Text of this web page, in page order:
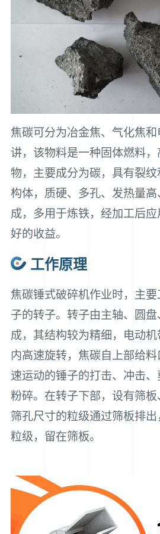
焦碳可分为冶金焦、气化焦
讲，该物料是一种固体燃料
物，主要成分为碳，具有裂
构体，质硬、多孔、发热量
成，多用于炼铁，经加工后
好的收益。
工作原理
焦碳锤式破碎机作业时，主
子的转子。转子由主轴、圆盘
成，其结构较为精细，电动
内高速旋转，焦碳自上部给
速运动的锤子的打击、冲击
粉碎。在转子下部，设有筛
筛孔尺寸的粒级通过筛板排
粒级，留在筛板。